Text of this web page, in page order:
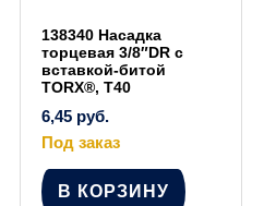
138340 Насадка
торцевая 3/8″DR с
вставкой-битой
TORX®, T40
6,45 руб.
Под заказ
В КОРЗИНУ